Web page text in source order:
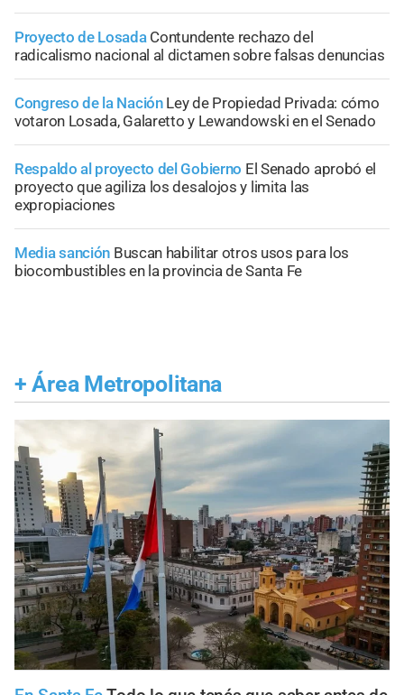
Proyecto de Losada Contundente rechazo del
radicalismo nacional al dictamen sobre falsas denuncias
Congreso de la Nación Ley de Propiedad Privada: cómo
votaron Losada, Galaretto y Lewandowski en el Senado
Respaldo al proyecto del Gobierno El Senado aprobó el
proyecto que agiliza los desalojos y limita las
expropiaciones
Media sanción Buscan habilitar otros usos para los
biocombustibles en la provincia de Santa Fe
+ Área Metropolitana